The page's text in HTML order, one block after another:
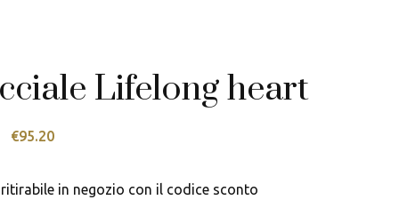
Lifelong heart
Il
originale
€95.20Il
attuale
in negozio con il codice sconto